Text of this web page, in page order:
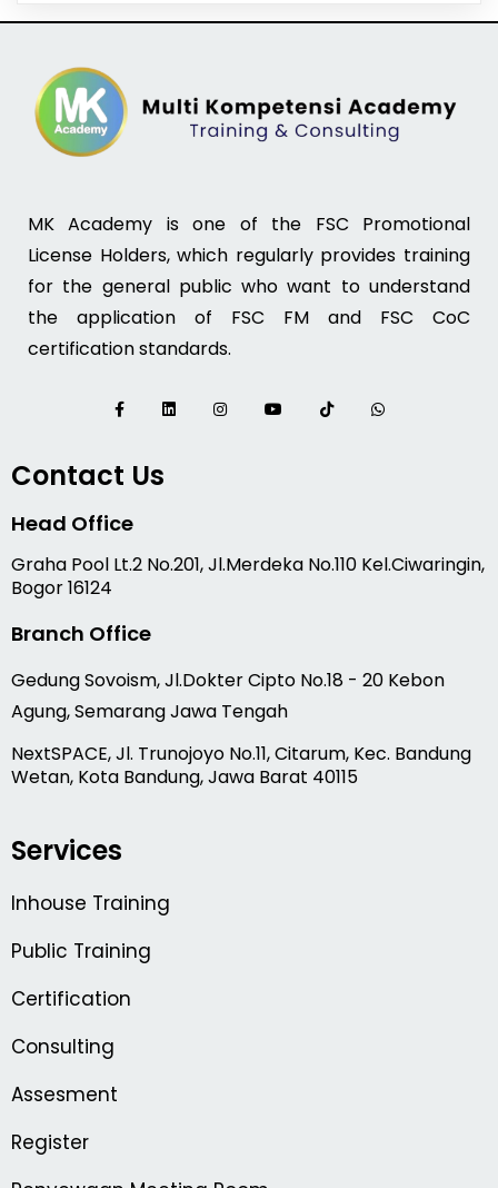
MK Academy is one of the FSC Promotional
License Holders, which regularly provides training
for the general public who want to understand
the application of FSC FM and FSC CoC
certification standards.
Contact Us
Head Office
Graha Pool Lt.2 No.201, Jl.Merdeka No.110 Kel.Ciwaringin,
Bogor 16124
Branch Office
Gedung Sovoism, Jl.Dokter Cipto No.18 - 20 Kebon
Agung, Semarang Jawa Tengah
NextSPACE, Jl. Trunojoyo No.11, Citarum, Kec. Bandung
Wetan, Kota Bandung, Jawa Barat 40115
Services
Inhouse Training
Public Training
Certification
Consulting
Assesment
Register